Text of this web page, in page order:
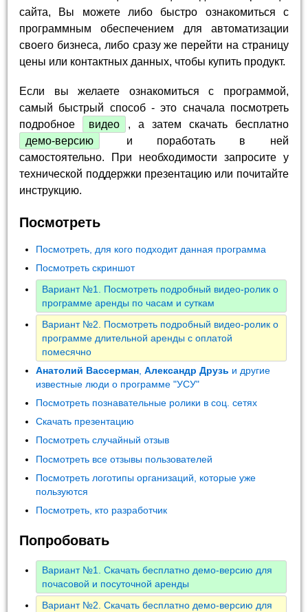
сайта, Вы можете либо быстро ознакомиться с
программным обеспечением для автоматизации
своего бизнеса, либо сразу же перейти на страницу
цены или контактных данных, чтобы купить продукт.
Если вы желаете ознакомиться с программой,
самый быстрый способ - это сначала посмотреть
подробное
видео
, а затем скачать бесплатно
демо-версию
и поработать в ней
самостоятельно. При необходимости запросите у
технической поддержки презентацию или почитайте
инструкцию.
Посмотреть
Посмотреть, для кого подходит данная программа
Посмотреть скриншот
Вариант №1. Посмотреть подробный видео-ролик о
программе аренды по часам и суткам
Вариант №2. Посмотреть подробный видео-ролик о
программе длительной аренды с оплатой
помесячно
Анатолий Вассерман ,Александр Друзь и другие
известные люди о программе "УСУ"
Посмотреть познавательные ролики в соц. сетях
Скачать презентацию
Посмотреть случайный отзыв
Посмотреть все отзывы пользователей
Посмотреть логотипы организаций, которые уже
пользуются
Посмотреть, кто разработчик
Попробовать
Вариант №1. Скачать бесплатно демо-версию для
почасовой и посуточной аренды
Вариант №2. Скачать бесплатно демо-версию для